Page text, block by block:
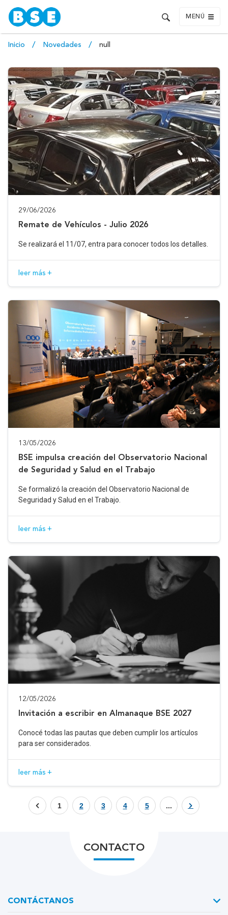
MENÚ
Inicio Novedades null
29/06/2026
Remate de Vehículos - Julio 2026
Se realizará el 11/07, entra para conocer todos los detalles.
leer más +
13/05/2026
BSE impulsa creación del Observatorio Nacional
de Seguridad y Salud en el Trabajo
Se formalizó la creación del Observatorio Nacional de
Seguridad y Salud en el Trabajo.
leer más +
12/05/2026
Invitación a escribir en Almanaque BSE 2027
Conocé todas las pautas que deben cumplir los artículos
para ser considerados.
leer más +
1 2 3 4 5 ...
CONTACTO
CONTÁCTANOS